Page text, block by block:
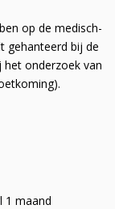
op de medisch-
gehanteerd bij de
het onderzoek van
1 maand